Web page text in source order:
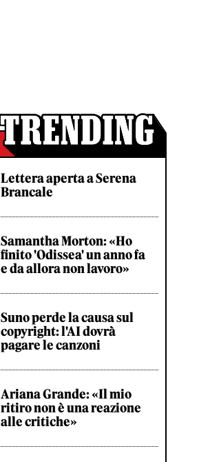
Lettera aperta a Serena
Brancale
Samantha Morton: «Ho
finito 'Odissea' un anno fa
e da allora non lavoro»
Suno perde la causa sul
copyright: l'AI dovrà
pagare le canzoni
Ariana Grande: «Il mio
ritiro non è una reazione
alle critiche»